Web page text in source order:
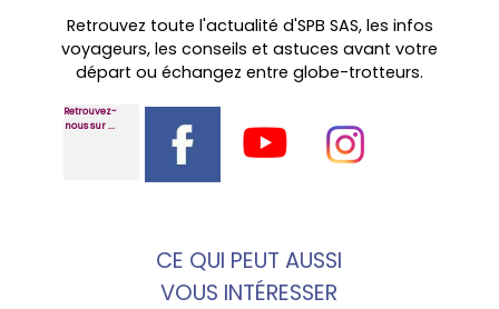
Retrouvez toute l'actualité d'SPB SAS, les infos
voyageurs, les conseils et astuces avant votre
départ ou échangez entre globe-trotteurs.
Retrouvez-
nous sur ...
CE QUI PEUT AUSSI
VOUS INTÉRESSER